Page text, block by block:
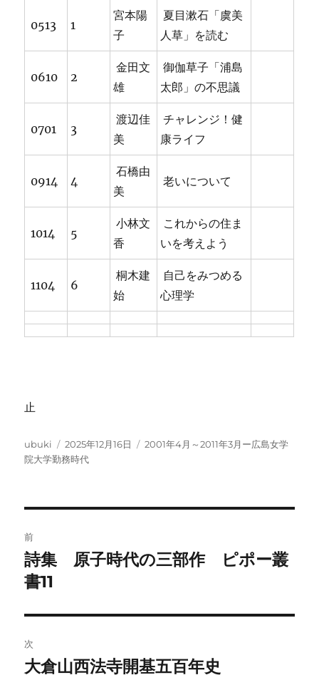
0513 1
宮本陽
子
夏目漱石「虞美
人草」を読む
0610 2
金田文
雄
御伽草子「浦島
太郎」の不思議
0701 3
渡辺佳
美
チャレンジ！健
康ライフ
0914 4
石橋由
美
老いについて
1014 5
小林文
香
これからの住ま
いを考えよう
1104 6
桐木建
始
自己をみつめる
心理学
止
投
稿
ubuki
投
稿
2025年12月16日
カ
2001年4月～2011年3月ー広島女学
院大学勤務時代
稿
ナ
ビ
ゲ
ー
前
前
の
稿:
詩集 原子時代の三部作 ピポー叢
書11
次
次
大倉山西法寺開基五百年史